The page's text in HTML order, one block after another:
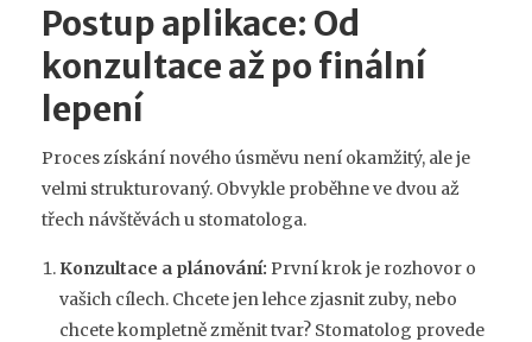
Postup aplikace: Od
konzultace až po finální
lepení
Proces získání nového úsměvu není okamžitý, ale je
velmi strukturovaný. Obvykle proběhne ve dvou až
třech návštěvách u stomatologa.
Konzultace a plánování: První krok je rozhovor o
vašich cílech. Chcete jen lehce zjasnit zuby, nebo
chcete kompletně změnit tvar? Stomatolog provede